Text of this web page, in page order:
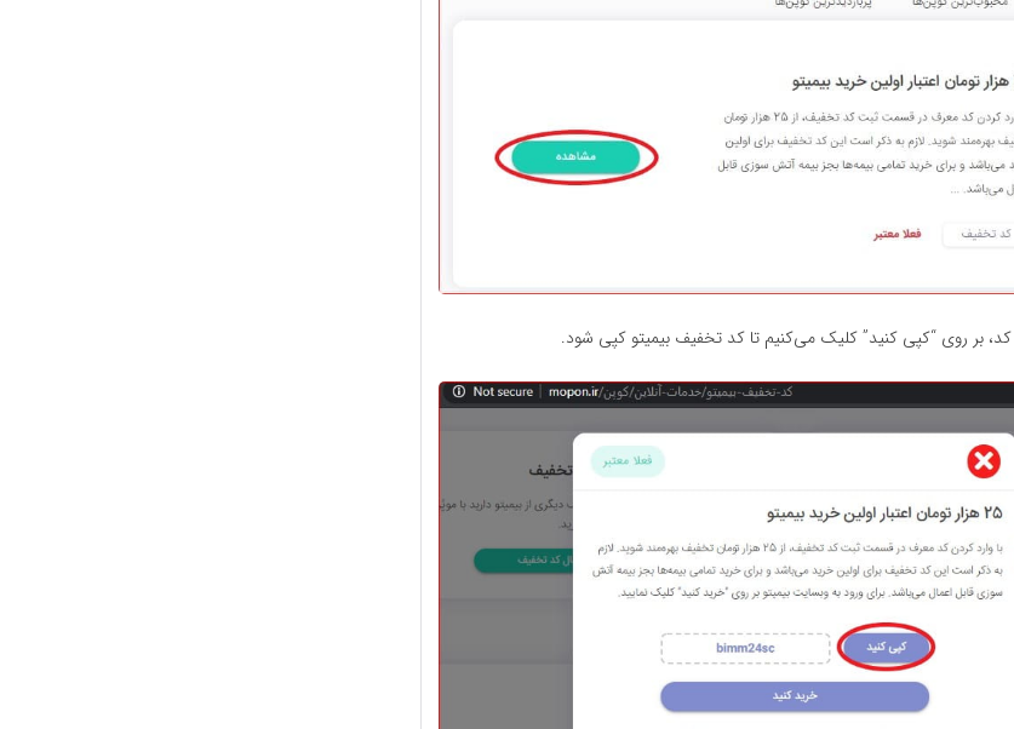
بر روی “کپی کنید” کلیک می‌کنیم تا کد تخفیف بیمیتو کپی شود.